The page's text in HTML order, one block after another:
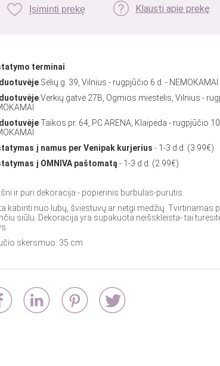
Įsiminti prekę Klausti apie prekę
terminai:
Sėlių g. 39, Vilnius - rugpjūčio 6 d. - NEMOKAMAI
Verkių gatvė 27B, Ogmios miestelis, Vilnius -
Taikos pr. 64, PC ARENA, Klaipėda - rugpjūčio
į namus per Venipak kurjerius - 1-3 d.d. (3.99€)
į OMNIVA paštomatą - 1-3 d.d. (2.99€)
ir puri dekoracija - popierinis burbulas-purutis.
kabinti nuo lubų, šviestuvų ar netgi medžių. Tvirtinamas
siūlu. Dekoracija yra supakuota neišskleista- tai
skersmuo: 35 cm